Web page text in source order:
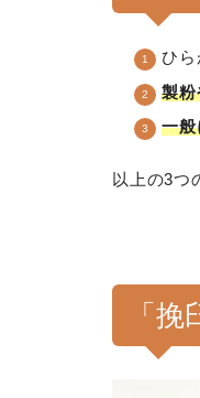
ひら
製
一
以上の3つ
「